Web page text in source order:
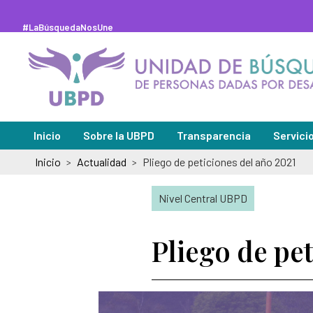
contenido#LaBúsquedaNosUne
Inicio Sobre la UBPD
Misión y visión
Directora general
Glosario de la búsqueda
Abecé de la Unidad de Búsqueda
Transparencia
Sedes
Inicio > Actualidad > Pliego de peticiones del año 2021
Nivel Central UBPD
Pliego de